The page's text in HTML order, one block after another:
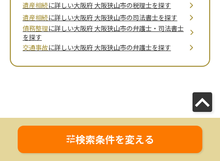
遺産相続に詳しい大阪府 大阪狭山市の税理士を探す
遺産相続に詳しい大阪府 大阪狭山市の司法書士を探す
債務整理に詳しい大阪府 大阪狭山市の弁護士・司法書士
を探す
交通事故に詳しい大阪府 大阪狭山市の弁護士を探す
検索条件を変える